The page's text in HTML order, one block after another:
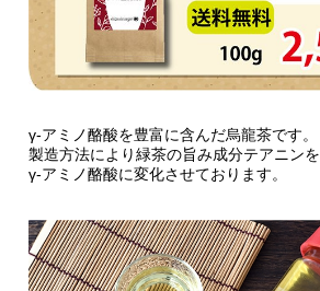
γ-アミノ酪酸を豊富に含んだ烏龍茶です。
製造方法により緑茶の旨み成分テアニンを
γ-アミノ酪酸に変化させております。